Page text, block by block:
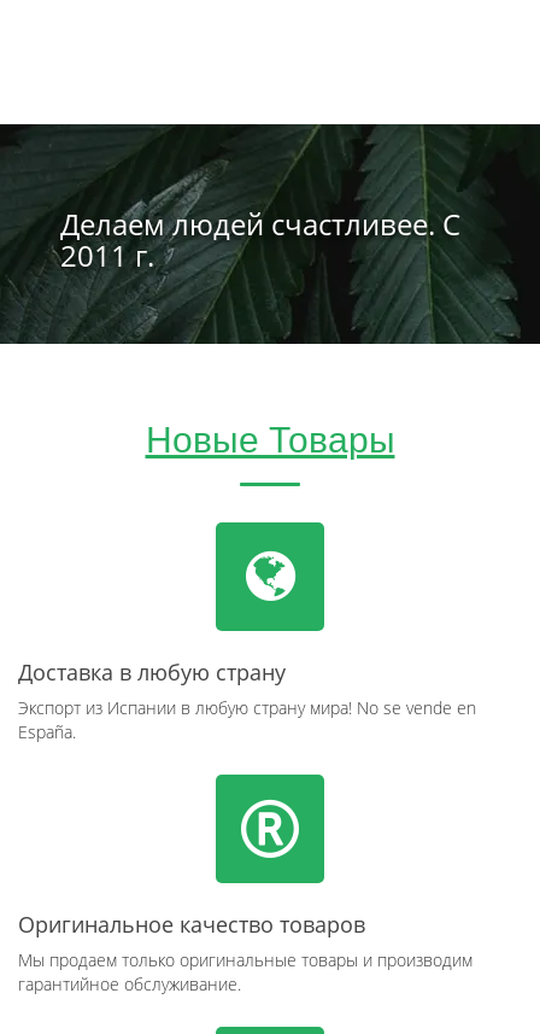
Делаем людей счастливее. С
2011 г.
Новые Товары
Доставка в любую страну
Экспорт из Испании в любую страну мира! No se vende en
España.
Оригинальное качество товаров
Мы продаем только оригинальные товары и производим
гарантийное обслуживание.